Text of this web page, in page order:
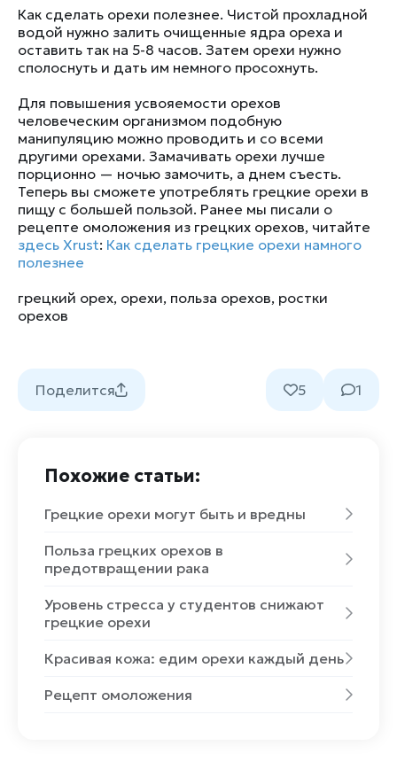
Как сделать орехи полезнее. Чистой прохладной
водой нужно залить очищенные ядра ореха и
оставить так на 5-8 часов. Затем орехи нужно
сполоснуть и дать им немного просохнуть.
Для повышения усвояемости орехов
человеческим организмом подобную
манипуляцию можно проводить и со всеми
другими орехами. Замачивать орехи лучше
порционно — ночью замочить, а днем съесть.
Теперь вы сможете употреблять грецкие орехи в
пищу с большей пользой. Ранее мы писали о
рецепте омоложения из грецких орехов, читайте
здесь Xrust: Как сделать грецкие орехи намного
полезнее
грецкий орех, орехи, польза орехов, ростки
орехов
Поделится 5 1
Похожие статьи:
Грецкие орехи могут быть и вредны
Польза грецких орехов в
предотвращении рака
Уровень стресса у студентов снижают
грецкие орехи
Красивая кожа: едим орехи каждый день
Рецепт омоложения